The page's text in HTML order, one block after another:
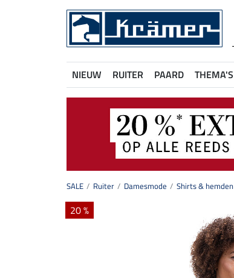
NIEUW RUITER PAARD THEMA'S
SALE Ruiter Damesmode Shirts & hemden
20 %